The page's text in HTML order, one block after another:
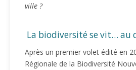
ville ?
La biodiversité se vit… au
Après un premier volet édité en
Régionale de la Biodiversité